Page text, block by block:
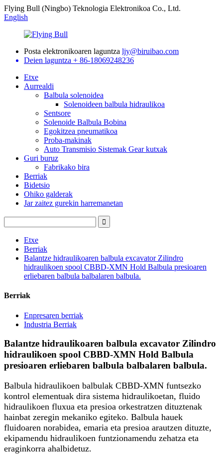
Flying Bull (Ningbo) Teknologia Elektronikoa Co., Ltd.
English
Posta elektronikoaren laguntza ljy@biruibao.com
Deien laguntza + 86-18069248236
Etxe
Aurrealdi
Balbula solenoidea
Solenoideen balbula hidraulikoa
Sentsore
Solenoide Balbula Bobina
Egokitzea pneumatikoa
Proba-makinak
Auto Transmisio Sistemak Gear kutxak
Guri buruz
Fabrikako bira
Berriak
Bidetsio
Ohiko galderak
Jar zaitez gurekin harremanetan
Etxe
Berriak
Balantze hidraulikoaren balbula excavator Zilindro
hidraulikoen spool CBBD-XMN Hold Balbula presioaren
erliebaren balbula balbalaren balbula.
Berriak
Enpresaren berriak
Industria Berriak
Balantze hidraulikoaren balbula excavator Zilindro
hidraulikoen spool CBBD-XMN Hold Balbula
presioaren erliebaren balbula balbalaren balbula.
Balbula hidraulikoen balbulak CBBD-XMN funtsezko
kontrol elementuak dira sistema hidraulikoetan, fluido
hidraulikoen fluxua eta presioa orkestratzen dituztenak
hainbat zeregin mekaniko egiteko. Balbula hauek
fluidoaren norabidea, emaria eta presioa arautzen dituzte,
ekipamendu hidraulikoen funtzionamendu zehatza eta
eraginkorra ahalbidetuz.